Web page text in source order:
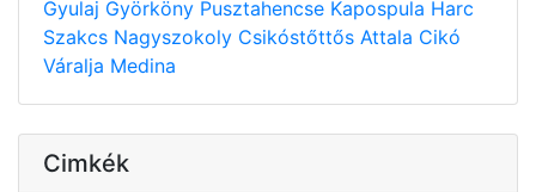
Gyulaj Györköny Pusztahencse Kapospula Harc
Szakcs Nagyszokoly Csikóstőttős Attala Cikó
Váralja Medina
Cimkék